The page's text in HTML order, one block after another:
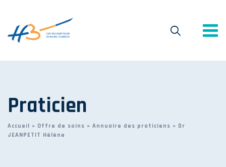
Praticien
Accueil » Offre de soins » Annuaire des praticiens » Dr
JEANPETIT Hélène